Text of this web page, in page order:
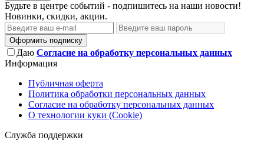
Будьте в центре событий - подпишитесь на наши новости!
Новинки, скидки, акции.
Оформить подписку
Даю Согласие на обработку персональных данных
Информация
Публичная оферта
Политика обработки персональных данных
Согласие на обработку персональных данных
О технологии куки (Cookie)
Служба поддержки